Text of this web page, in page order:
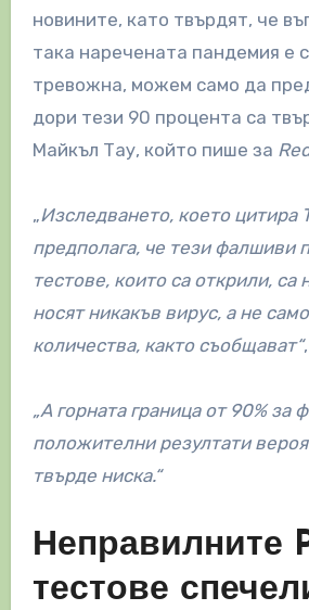
новините, като твърдят, че
така наречената пандемия е
тревожна, можем само да
дори тези 90 процента са
Майкъл Тау, който пише за
„Изследването, което цитира
предполага, че тези фалшиви
тестове, които са открили, са
носят никакъв вирус, а не
количества, както съобщават“
„А горната граница от 90% за
положителни резултати
твърде ниска.“
Неправилните
тестове